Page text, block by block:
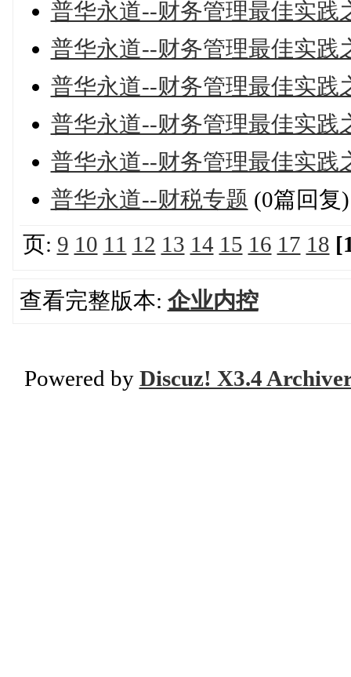
普华永道--财务管理最佳实践
普华永道--财务管理最佳实践
普华永道--财务管理最佳实践
普华永道--财务管理最佳实践
普华永道--财务管理最佳实践
普华永道--财税专题 (0篇回复)
页: 9 10 11 12 13 14 15 16 17 18
查看完整版本: 企业内控
Powered by Discuz! X3.4